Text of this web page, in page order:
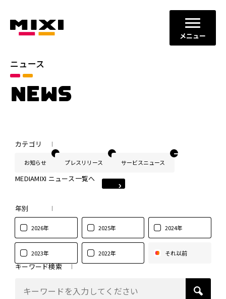
メニュー
ニュース
NEWS
カテゴリ
お知らせ プレスリリース サービスニュース
MEDIAMIXI ニュース一覧へ
年別
2026年 2025年 2024年
2023年 2022年 それ以前
キーワード検索